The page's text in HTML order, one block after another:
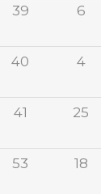
39 6
40 4
41 25
53 18